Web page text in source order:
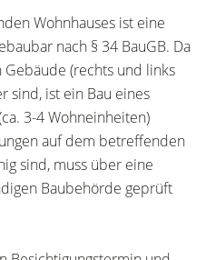
Wohnhauses ist eine
nach § 34 BauGB. Da
(rechts und links
sind, ist ein Bau eines
3-4 Wohneinheiten)
auf dem betreffenden
sind, muss über eine
Baubehörde geprüft